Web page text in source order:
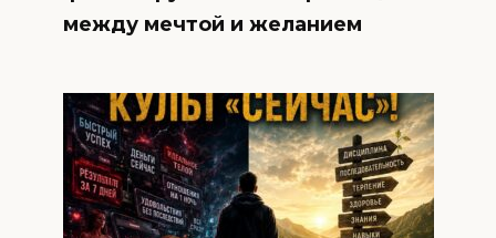
между мечтой и желанием